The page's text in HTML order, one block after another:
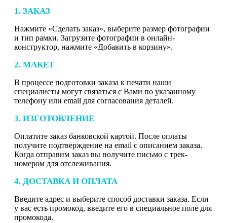
1. ЗАКАЗ
Нажмите «Сделать заказ», выберите размер фотографии
и тип рамки. Загрузите фотографии в онлайн-
конструктор, нажмите «Добавить в корзину».
2. МАКЕТ
В процессе подготовки заказа к печати наши
специалисты могут связаться с Вами по указанному
телефону или email для согласования деталей.
3. ИЗГОТОВЛЕНИЕ
Оплатите заказ банковской картой. После оплаты
получите подтверждение на email с описанием заказа.
Когда отправим заказ вы получите письмо с трек-
номером для отслеживания.
4. ДОСТАВКА И ОПЛАТА
Введите адрес и выберите способ доставки заказа. Если
у вас есть промокод, введите его в специальное поле для
промокода.